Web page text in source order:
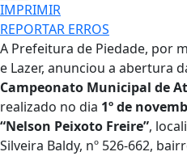
IMPRIMIR
REPORTAR ERROS
A Prefeitura de Piedade, por
e Lazer, anunciou a abertura
Campeonato Municipal de
realizado no dia 1º de
“Nelson Peixoto Freire”,
Silveira Baldy, nº 526-662,